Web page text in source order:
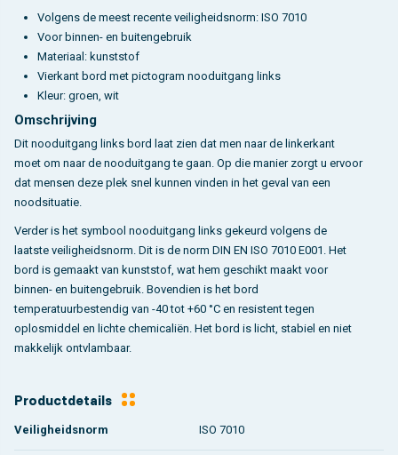
Volgens de meest recente veiligheidsnorm: ISO 7010
Voor binnen- en buitengebruik
Materiaal: kunststof
Vierkant bord met pictogram nooduitgang links
Kleur: groen, wit
Omschrijving
Dit nooduitgang links bord laat zien dat men naar de linkerkant
moet om naar de nooduitgang te gaan. Op die manier zorgt u ervoor
dat mensen deze plek snel kunnen vinden in het geval van een
noodsituatie.
Verder is het symbool nooduitgang links gekeurd volgens de
laatste veiligheidsnorm. Dit is de norm DIN EN ISO 7010 E001. Het
bord is gemaakt van kunststof, wat hem geschikt maakt voor
binnen- en buitengebruik. Bovendien is het bord
temperatuurbestendig van -40 tot +60 °C en resistent tegen
oplosmiddel en lichte chemicaliën. Het bord is licht, stabiel en niet
makkelijk ontvlambaar.
Productdetails
Veiligheidsnorm ISO 7010